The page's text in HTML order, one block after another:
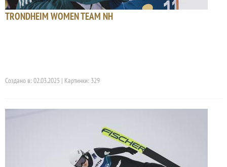
TRONDHEIM WOMEN TEAM NH
Создано в: 02.03.2025 | Картинки: 329